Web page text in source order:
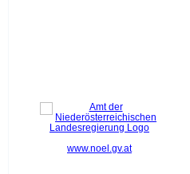
www.noel.gv.at